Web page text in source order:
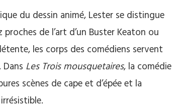
du dessin animé, Lester se distingue
de l’art d’un Buster Keaton ou
les corps des comédiens servent
Les Trois mousquetaires, la comédie
scènes de cape et d’épée et la